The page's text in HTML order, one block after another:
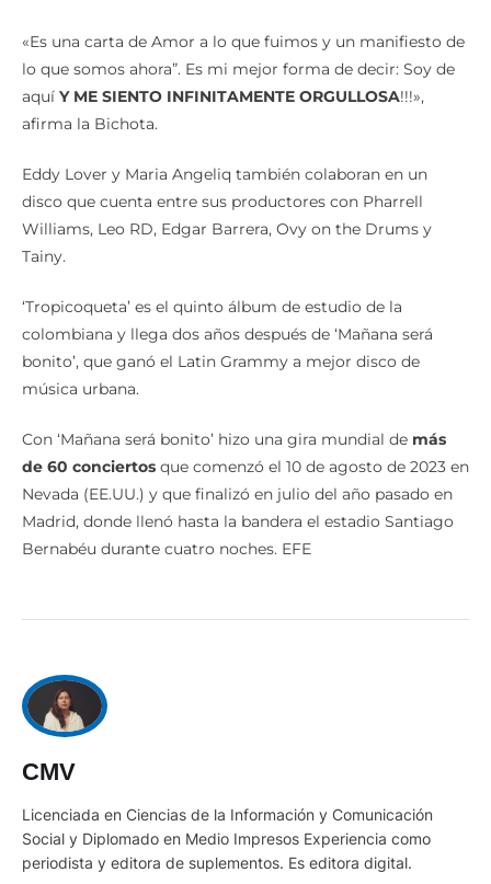
«Es una carta de Amor a lo que fuimos y un manifiesto de
lo que somos ahora”. Es mi mejor forma de decir: Soy de
aquí Y ME SIENTO INFINITAMENTE ORGULLOSA!!!»,
afirma la Bichota.
Eddy Lover y Maria Angeliq también colaboran en un
disco que cuenta entre sus productores con Pharrell
Williams, Leo RD, Edgar Barrera, Ovy on the Drums y
Tainy.
‘Tropicoqueta’ es el quinto álbum de estudio de la
colombiana y llega dos años después de ‘Mañana será
bonito’, que ganó el Latin Grammy a mejor disco de
música urbana.
Con ‘Mañana será bonito’ hizo una gira mundial de más
de 60 conciertos que comenzó el 10 de agosto de 2023 en
Nevada (EE.UU.) y que finalizó en julio del año pasado en
Madrid, donde llenó hasta la bandera el estadio Santiago
Bernabéu durante cuatro noches. EFE
CMV
Licenciada en Ciencias de la Información y Comunicación
Social y Diplomado en Medio Impresos Experiencia como
periodista y editora de suplementos. Es editora digital.